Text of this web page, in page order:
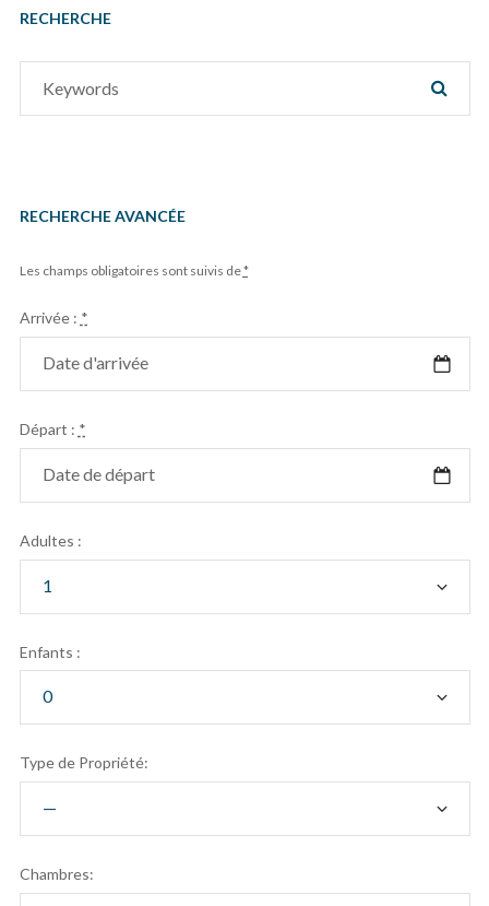
RECHERCHE
RECHERCHE AVANCÉE
Les champs obligatoires sont suivis de*
Arrivée : *
Départ : *
Adultes :
Enfants :
Type de Propriété:
Chambres: